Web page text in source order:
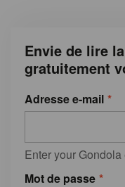
Envie de lire
gratuitement
Adresse e-mail
Enter your
Mot de passe